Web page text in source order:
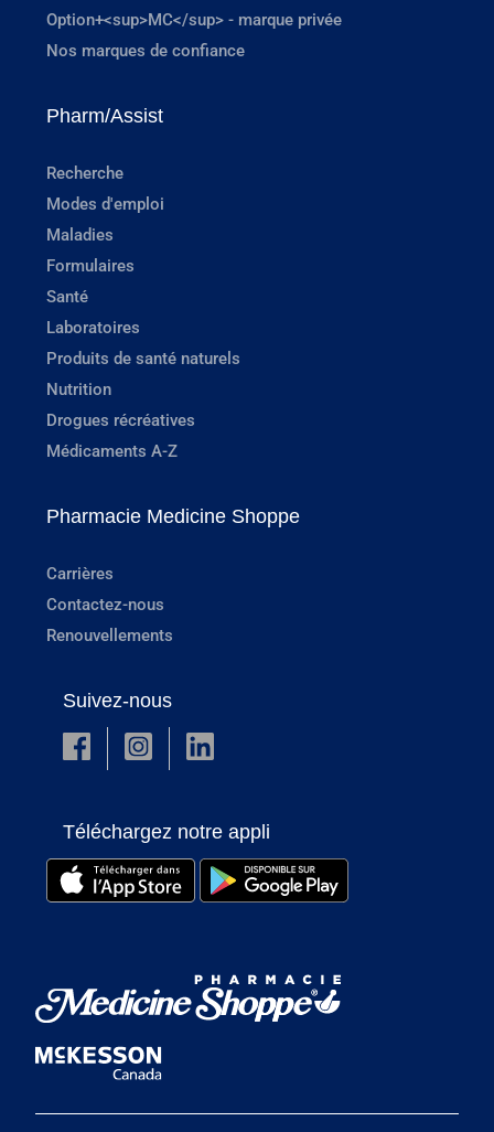
Option+<sup>MC</sup> - marque privée
Nos marques de confiance
Pharm/Assist
Recherche
Modes d'emploi
Maladies
Formulaires
Santé
Laboratoires
Produits de santé naturels
Nutrition
Drogues récréatives
Médicaments A-Z
Pharmacie Medicine Shoppe
Carrières
Contactez-nous
Renouvellements
Suivez-nous
Téléchargez notre appli